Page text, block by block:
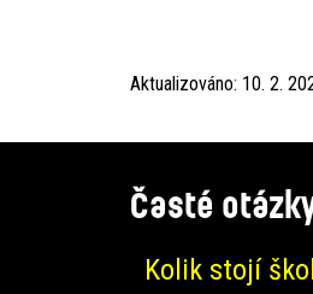
Aktualizováno: 10. 2.
Časté
Kolik stojí